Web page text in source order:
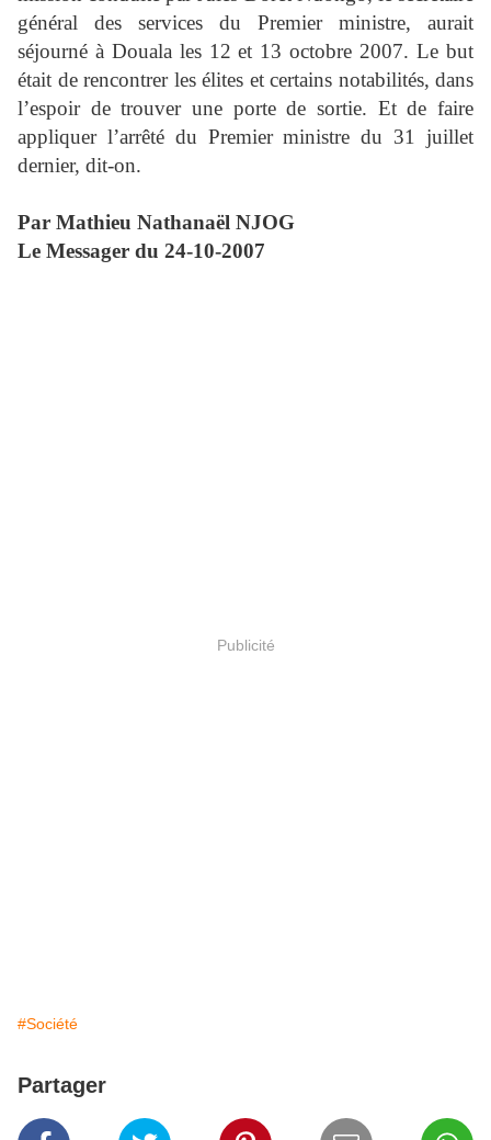
général des services du Premier ministre, aurait
séjourné à Douala les 12 et 13 octobre 2007. Le but
était de rencontrer les élites et certains notabilités, dans
l’espoir de trouver une porte de sortie. Et de faire
appliquer l’arrêté du Premier ministre du 31 juillet
dernier, dit-on.
Par Mathieu Nathanaël NJOG
Le Messager du 24-10-2007
Publicité
#Société
Partager